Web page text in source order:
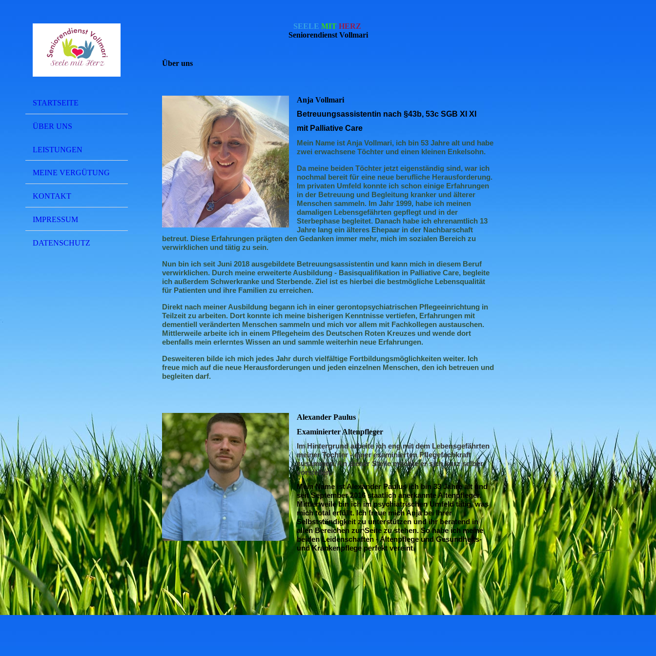
STARTSEITE
ÜBER UNS
LEISTUNGEN
MEINE VERGÜTUNG
KONTAKT
IMPRESSUM
DATENSCHUTZ
SEELE MIT HERZ
Seniorendienst Vollmari
Über uns
Anja Vollmari
Betreuungsassistentin nach §43b, 53c SGB XI XI
mit Palliative Care
Mein Name ist Anja Vollmari, ich bin 53 Jahre alt und habe
zwei erwachsene Töchter und einen kleinen Enkelsohn.
Da meine beiden Töchter jetzt eigenständig sind, war ich
nochmal bereit für eine neue berufliche Herausforderung.
Im privaten Umfeld konnte ich schon einige Erfahrungen
in der Betreuung und Begleitung kranker und älterer
Menschen sammeln. Im Jahr 1999, habe ich meinen
damaligen Lebensgefährten gepflegt und in der
Sterbephase begleitet. Danach habe ich ehrenamtlich 13
Jahre lang ein älteres Ehepaar in der Nachbarschaft
betreut. Diese Erfahrungen prägten den Gedanken immer mehr, mich im sozialen Bereich zu
verwirklichen und tätig zu sein.
Nun bin ich seit Juni 2018 ausgebildete Betreuungsassistentin und kann mich in diesem Beruf
verwirklichen. Durch meine erweiterte Ausbildung - Basisqualifikation in Palliative Care, begleite
ich außerdem Schwerkranke und Sterbende. Ziel ist es hierbei die bestmögliche Lebensqualität
für Patienten und ihre Familien zu erreichen.
Direkt nach meiner Ausbildung begann ich in einer gerontopsychiatrischen Pflegeeinrichtung in
Teilzeit zu arbeiten. Dort konnte ich meine bisherigen Kenntnisse vertiefen, Erfahrungen mit
dementiell veränderten Menschen sammeln und mich vor allem mit Fachkollegen austauschen.
Mittlerweile arbeite ich in einem Pflegeheim des Deutschen Roten Kreuzes und wende dort
ebenfalls mein erlerntes Wissen an und sammle weiterhin neue Erfahrungen.
Desweiteren bilde ich mich jedes Jahr durch vielfältige Fortbildungsmöglichkeiten weiter. Ich
freue mich auf die neue Herausforderungen und jeden einzelnen Menschen, den ich betreuen und
begleiten darf.
Alexander Paulus
Examinierter Altenpfleger
Im Hintergrund arbeite ich eng mit dem Lebensgefährten
meiner Tochter - einer examinierten Pflegefachkraft
zusammen. An dieser Stelle möchte er sich kurz selber
vorstellen.
Mein Name ist Alexander Paulus ich bin 33 Jahre alt und
seit September 2016 staatlich anerkannte Altenpfleger.
Mittlerweile bin ich im psychiatrischen Umfeld tätig, was
mich total erfüllt. Ich freue mich Anja bei Ihrer
Selbstständigkeit zu unterstützen und ihr beratend in
allen Bereichen zur Seite zu stehen. So habe ich meine
beiden Leidenschaften - Altenpflege und Gesundheits-
und Krankenpflege perfekt vereint.